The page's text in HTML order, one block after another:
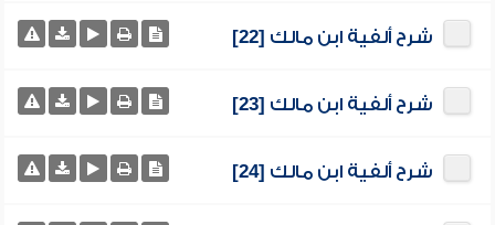
شرح ألفية ابن مالك [22]
شرح ألفية ابن مالك [23]
شرح ألفية ابن مالك [24]